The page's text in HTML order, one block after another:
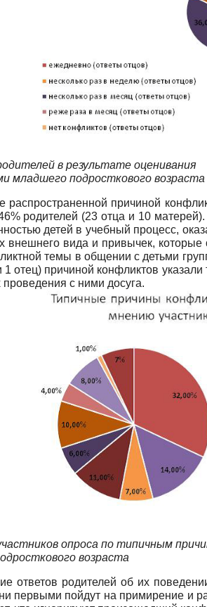
в результате оценивания
младшего подросткового возраста
причиной
46% родителей (23 отца и 10
детей в учебный процесс,
внешнего вида и привычек,
темы в общении с детьми
отец) причиной конфликтов
с ними досуга.
опроса по типичным
возраста
ответов родителей об их
первыми пойдут на примирение и